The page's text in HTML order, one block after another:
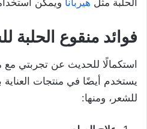
فوائد منقوع الحلبة
استكمالًا للحديث عن تجربتي مع
يستخدم أيضًا في منتجات العناية
للشعر، ومنها: